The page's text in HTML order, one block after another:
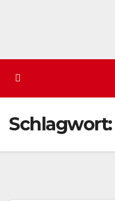
Schlagwort: